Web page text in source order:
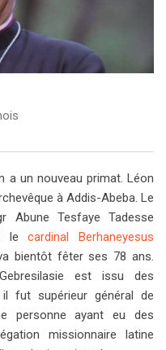
a un nouveau primat. Léon
à Addis-Abeba. Le
Abune Tesfaye Tadesse
lecardinal Berhaneyesus
bientôt fêter ses 78 ans.
est issu des
fut supérieur général de
personne ayant eu des
missionnaire latine